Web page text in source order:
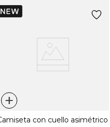
+
con cuello asimétrico